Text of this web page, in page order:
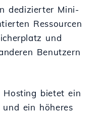
dedizierter Mini-
Ressourcen
und
Benutzern
Hosting bietet ein
und ein höheres